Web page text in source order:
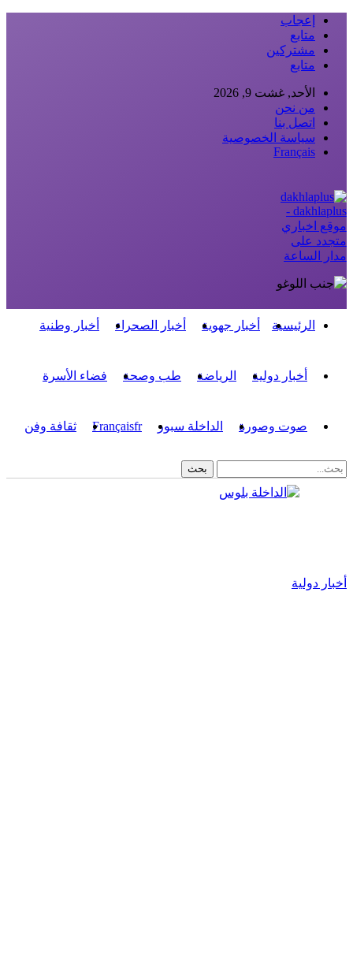
إعجاب
متابع
مشتركين
متابع
الأحد, غشت 9, 2026
من نحن
اتصل بنا
سياسة الخصوصية
Français
dakhlaplus -
موقع اخباري
متجدد على
مدار الساعة
الرئيسية أخبار جهوية أخبار الصحراء أخبار وطنية
أخبار دولية الرياضة طب وصحة فضاء الأسرة
صوت وصورة الداخلة سبور Françaisfr ثقافة وفن
أخبار دولية